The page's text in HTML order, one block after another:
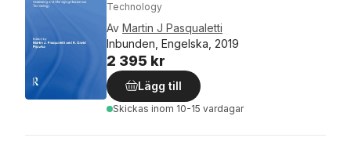
Technology
Av Martin J Pasqualetti
Inbunden, Engelska, 2019
2 395 kr
Lägg till
Skickas inom 10-15 vardagar